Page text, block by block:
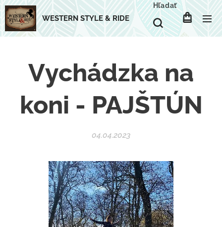
WESTERN STYLE & RIDE
Hľadať
Vychádzka na
koni - PAJŠTÚN
04.04.2023